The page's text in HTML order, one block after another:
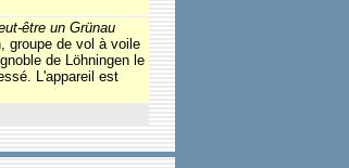
être un Grünau
groupe de vol à voile
de Löhningen le
L'appareil est